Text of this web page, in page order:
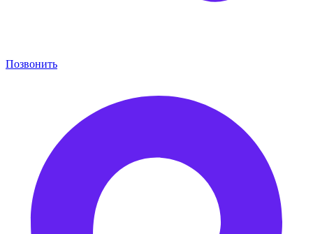
Позвонить